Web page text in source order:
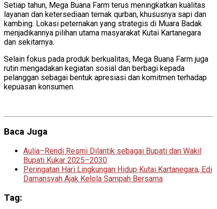
Setiap tahun, Mega Buana Farm terus meningkatkan kualitas
layanan dan ketersediaan ternak qurban, khususnya sapi dan
kambing. Lokasi peternakan yang strategis di Muara Badak
menjadikannya pilihan utama masyarakat Kutai Kartanegara
dan sekitarnya.
Selain fokus pada produk berkualitas, Mega Buana Farm juga
rutin mengadakan kegiatan sosial dan berbagi kepada
pelanggan sebagai bentuk apresiasi dan komitmen terhadap
kepuasan konsumen.
Baca Juga
Aulia–Rendi Resmi Dilantik sebagai Bupati dan Wakil
Bupati Kukar 2025–2030
Peringatan Hari Lingkungan Hidup Kutai Kartanegara, Edi
Damansyah Ajak Kelola Sampah Bersama
Tag: